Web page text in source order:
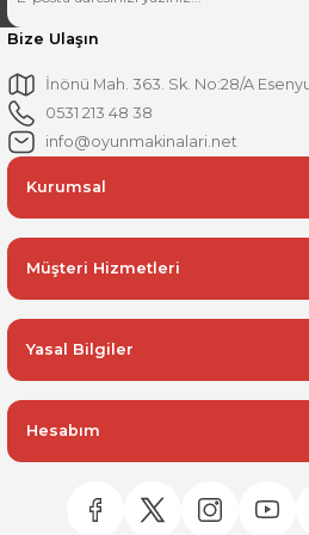
Bize Ulaşın
İnönü Mah. 363. Sk. No:28/A
0531 213 48 38
info@oyunmakinalari.net
Kurumsal
Müşteri Hizmetleri
Yasal Bilgiler
Hesabım